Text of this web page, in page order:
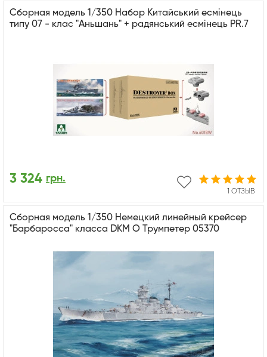
Сборная модель 1/350 Набор Китайський есмінець
типу 07 - клас "Аньшань" + радянський есмінець PR.7
1 ОТЗЫВ
3 324 грн.
Сборная модель 1/350 Немецкий линейный крейсер
"Барбаросса" класса DKM O Трумпетер 05370